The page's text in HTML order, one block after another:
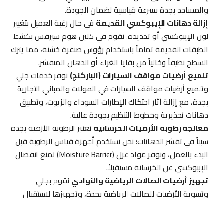
والمساجد بجدة بسرعة قياسية لضمان الجودة.
إزالة دهانات الإيبوكسي القديمةفي حال رغبة العميل بتغيير
لون الإيبوكسي أو تجديده، نقوم في كلين هوم سيرفس بكشط
الطبقات القديمة تماماً باستخدام رؤوس صنفرة خشنة، مما يترك
السطح نظيفاً وخالياً من بقايا الغراء أو الدهان المتقشر.
تلميع أرضيات مواقف السيارات (الباركنج)نوفر خدمات جلي
وتلميع أرضيات مواقف السيارات في المولات والمباني التجارية
بجدة، مع إزالة آثار احتكاك الإطارات السوداء والزيوت، وتطبيق
دهانات تحذيرية وخطوط التنظيم بجودة عالية.
معالجة رطوبة الأرضيات الخرسانيةتعتبر الرطوبة الأرضية بجدة
سبباً في تقشر الدهانات؛ نحن نستخدم أجهزة قياس الرطوبة قبل
البدء بالعمل، ونوفر مواد عزل (Moisture Barrier) تمنع انفصال
الإيبوكسي عن الخرسانة مستقبلاً.
تجهيز أرضيات الصالات الرياضية والنوادينقوم بجلي
وتسوية الأرضيات للصالات الرياضية بجدة، وتجهيزها لاستقبال